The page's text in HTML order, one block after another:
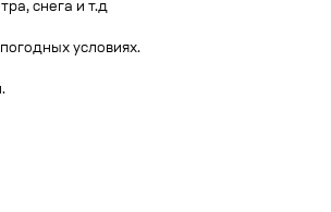
снега и т.д
условиях.